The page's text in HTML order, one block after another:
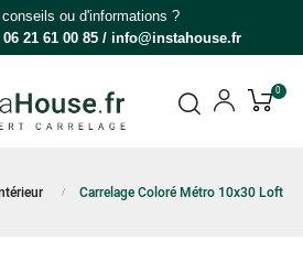
ou d'informations ?
06 21 61 00 85/ info@instahouse.fr
0
Carrelage Coloré Métro 10x30 Loft